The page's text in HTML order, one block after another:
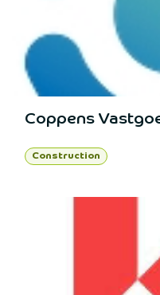
Coppens
Construction